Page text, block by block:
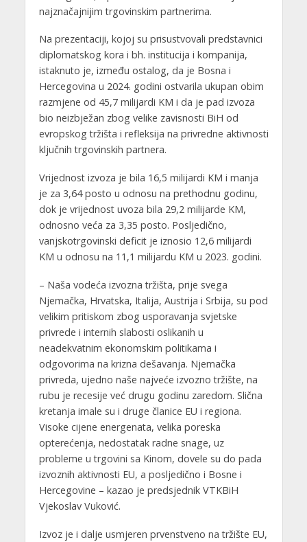
najznačajnijim trgovinskim partnerima.
Na prezentaciji, kojoj su prisustvovali predstavnici
diplomatskog kora i bh. institucija i kompanija,
istaknuto je, između ostalog, da je Bosna i
Hercegovina u 2024. godini ostvarila ukupan obim
razmjene od 45,7 milijardi KM i da je pad izvoza
bio neizbježan zbog velike zavisnosti BiH od
evropskog tržišta i refleksija na privredne aktivnosti
ključnih trgovinskih partnera.
Vrijednost izvoza je bila 16,5 milijardi KM i manja
je za 3,64 posto u odnosu na prethodnu godinu,
dok je vrijednost uvoza bila 29,2 milijarde KM,
odnosno veća za 3,35 posto. Posljedično,
vanjskotrgovinski deficit je iznosio 12,6 milijardi
KM u odnosu na 11,1 milijardu KM u 2023. godini.
– Naša vodeća izvozna tržišta, prije svega
Njemačka, Hrvatska, Italija, Austrija i Srbija, su pod
velikim pritiskom zbog usporavanja svjetske
privrede i internih slabosti oslikanih u
neadekvatnim ekonomskim politikama i
odgovorima na krizna dešavanja. Njemačka
privreda, ujedno naše najveće izvozno tržište, na
rubu je recesije već drugu godinu zaredom. Slična
kretanja imale su i druge članice EU i regiona.
Visoke cijene energenata, velika poreska
opterećenja, nedostatak radne snage, uz
probleme u trgovini sa Kinom, dovele su do pada
izvoznih aktivnosti EU, a posljedično i Bosne i
Hercegovine – kazao je predsjednik VTKBiH
Vjekoslav Vuković.
Izvoz je i dalje usmjeren prvenstveno na tržište EU,